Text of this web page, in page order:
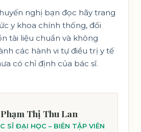
nghị bạn đọc hãy trang
y khoa chính thống, đối
tài liệu chuẩn và không
các hành vi tự điều trị y tế
có chỉ định của bác sĩ.
Thị Thu Lan
SĨ ĐẠI HỌC – BIÊN TẬP VIÊN